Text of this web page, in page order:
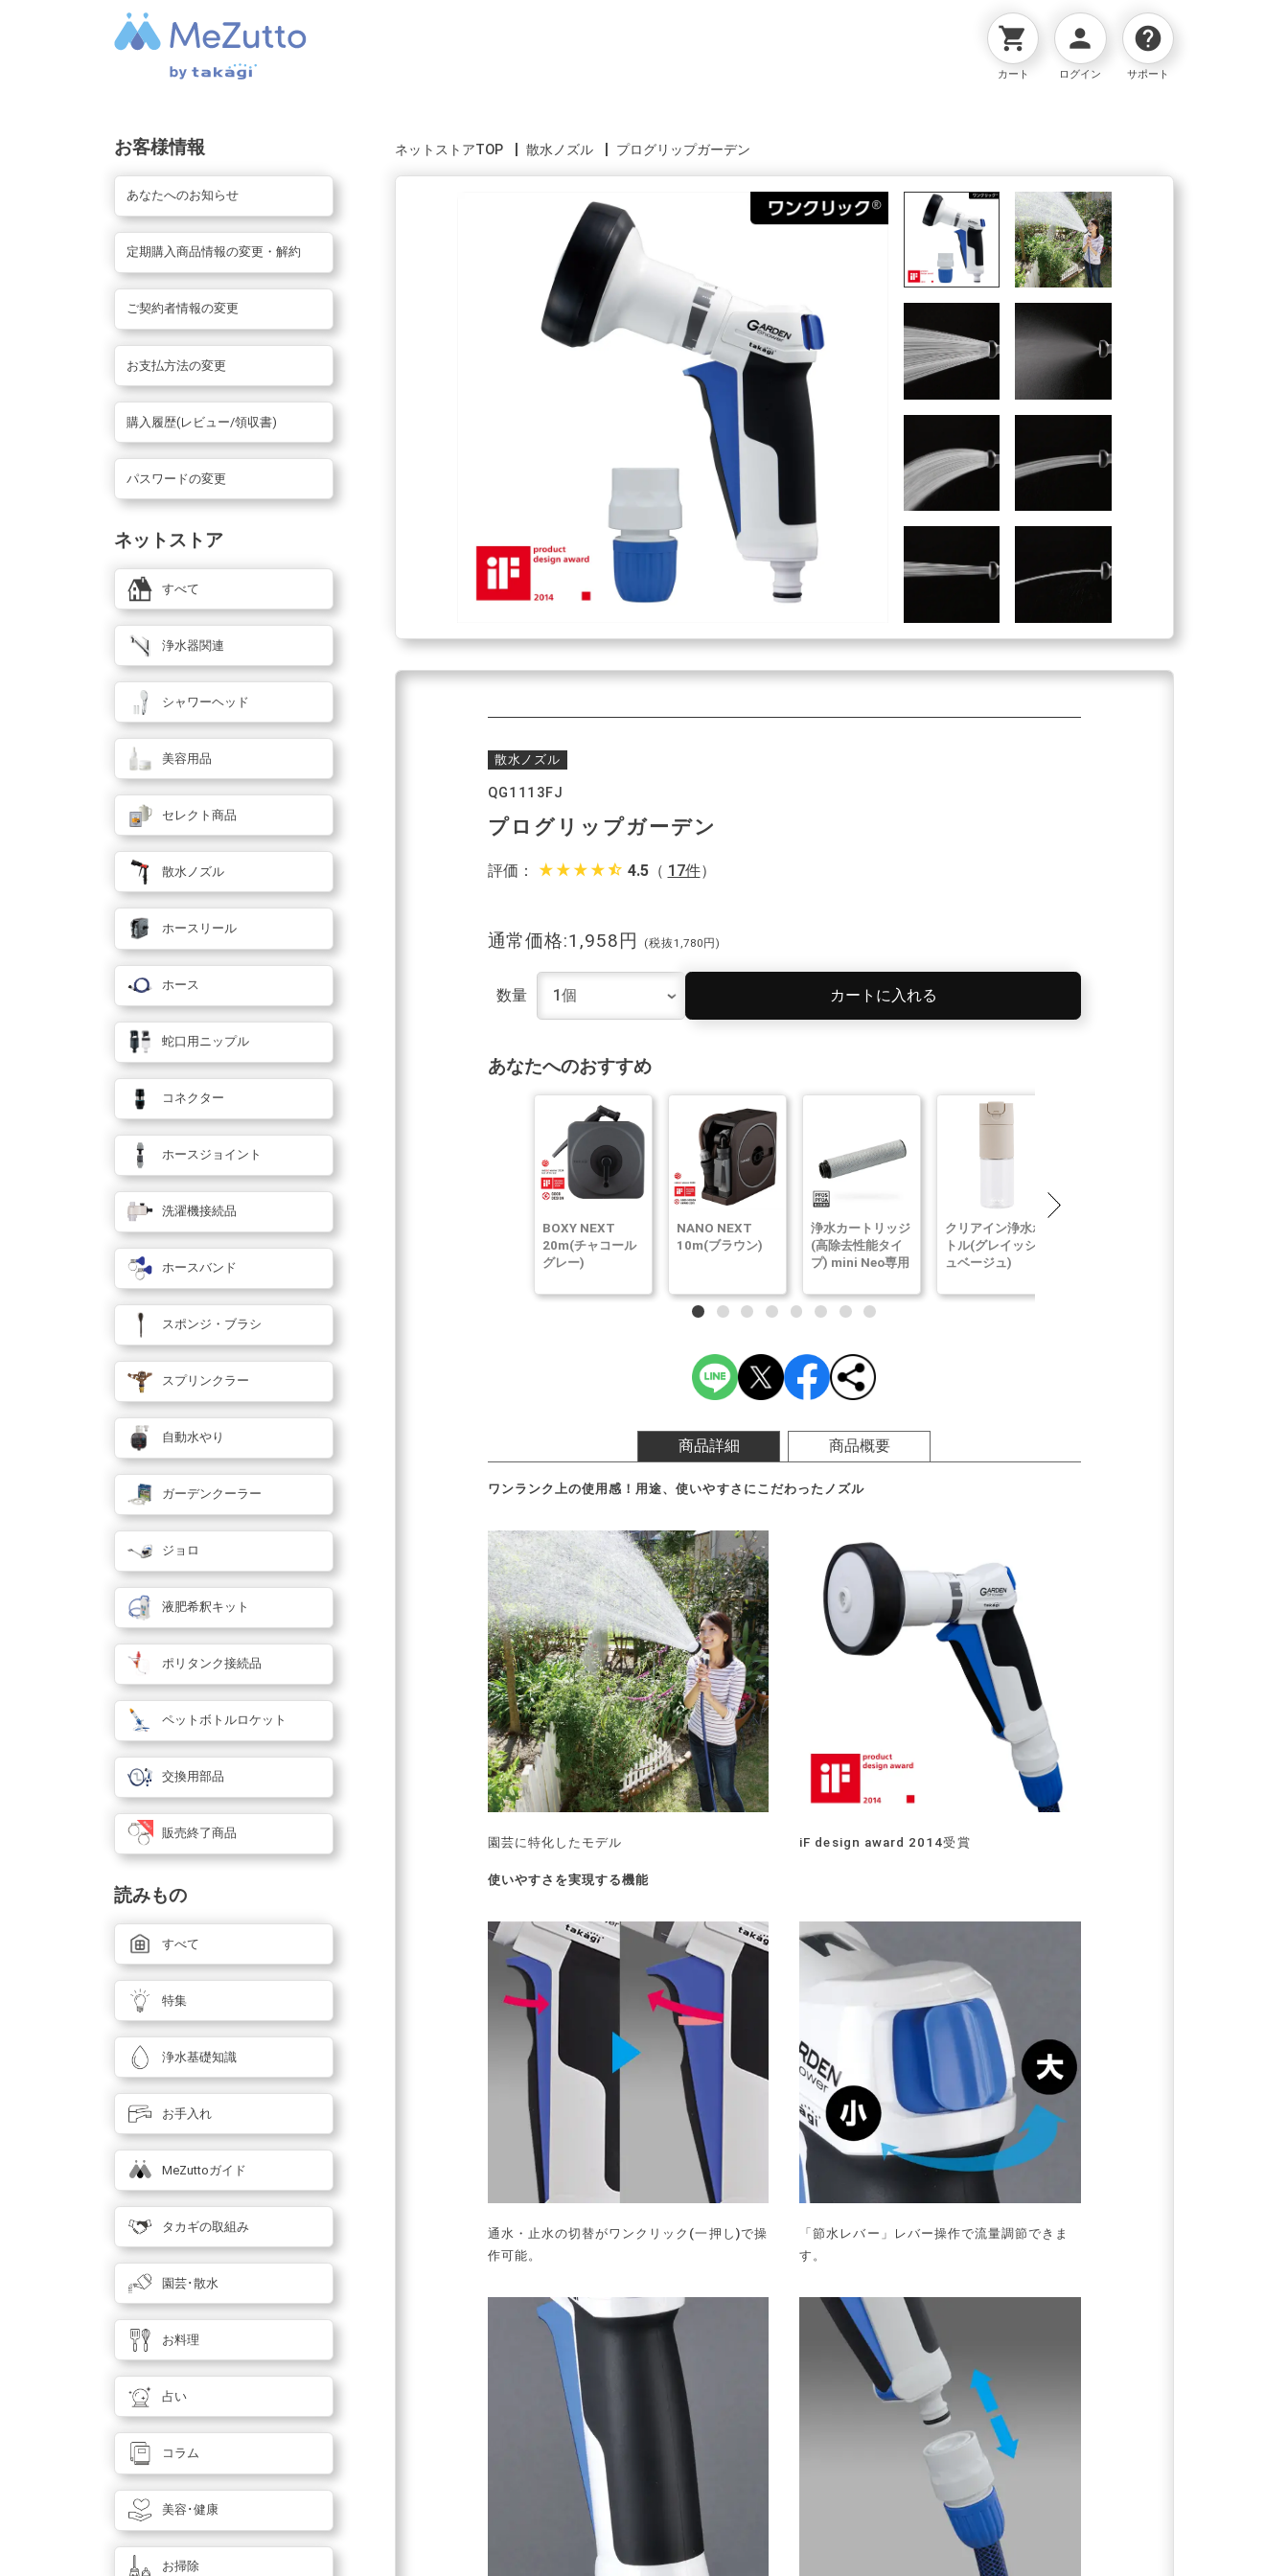
shopping_cart
カート
person
ログイン
help
サポート
ネットストアTOP 散水ノズル プログリップガーデン
散水ノズル
QG1113FJ
プログリップガーデン
評価： star_rate star_rate star_rate star_ratestar_half 4.5（ 17件）
通常価格:1,958円 (税抜1,780円)
数量 カートに入れる
あなたへのおすすめ
BOXY NEXT
20m(チャコール
グレー)
NANO NEXT
10m(ブラウン)
浄水カートリッジ
(高除去性能タイ
プ) mini Neo専用
クリアイン浄水ボ
トル(グレイッシ
ュベージュ)
商品詳細 商品概要
ワンランク上の使用感！用途、使いやすさにこだわったノズル
園芸に特化したモデル iF design award 2014受賞
使いやすさを実現する機能
通水・止水の切替がワンクリック(一押し)で操
作可能。
「節水レバー」レバー操作で流量調節できま
す。
お客様情報
あなたへのお知らせ
定期購入商品情報の変更・解約
ご契約者情報の変更
お支払方法の変更
購入履歴(レビュー/領収書)
パスワードの変更
ネットストア
すべて
浄水器関連
シャワーヘッド
美容用品
セレクト商品
散水ノズル
ホースリール
ホース
蛇口用ニップル
コネクター
ホースジョイント
洗濯機接続品
ホースバンド
スポンジ・ブラシ
スプリンクラー
自動水やり
ガーデンクーラー
ジョロ
液肥希釈キット
ポリタンク接続品
ペットボトルロケット
交換用部品
販売終了商品
読みもの
すべて
特集
浄水基礎知識
お手入れ
MeZuttoガイド
タカギの取組み
園芸･散水
お料理
占い
コラム
美容･健康
お掃除